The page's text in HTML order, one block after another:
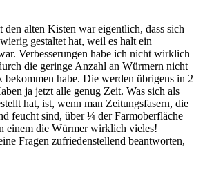
alten Kisten war eigentlich, dass sich
gestaltet hat, weil es halt ein
Verbesserungen habe ich nicht wirklich
die geringe Anzahl an Würmern nicht
bekommen habe. Die werden übrigens in 2
ja jetzt alle genug Zeit. Was sich als
hat, ist, wenn man Zeitungsfasern, die
feucht sind, über ¼ der Farmoberfläche
einem die Würmer wirklich vieles!
Fragen zufriedenstellend beantworten,